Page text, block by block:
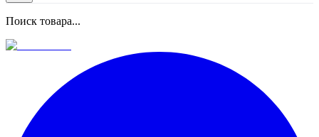
Поиск товара...